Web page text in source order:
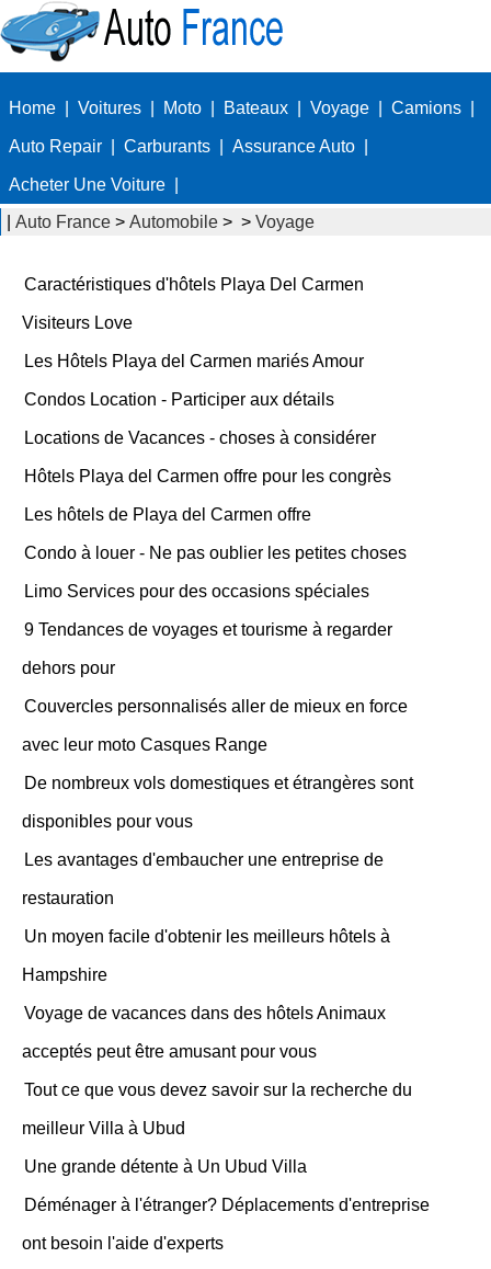
Home Voitures Moto Bateaux Voyage Camions
Auto Repair Carburants Assurance Auto
Acheter Une Voiture
Auto France > Automobile > > Voyage
Caractéristiques d'hôtels Playa Del Carmen
Visiteurs Love
Les Hôtels Playa del Carmen mariés Amour
Condos Location - Participer aux détails
Locations de Vacances - choses à considérer
Hôtels Playa del Carmen offre pour les congrès
Les hôtels de Playa del Carmen offre
Condo à louer - Ne pas oublier les petites choses
Limo Services pour des occasions spéciales
9 Tendances de voyages et tourisme à regarder
dehors pour
Couvercles personnalisés aller de mieux en force
avec leur moto Casques Range
De nombreux vols domestiques et étrangères sont
disponibles pour vous
Les avantages d'embaucher une entreprise de
restauration
Un moyen facile d'obtenir les meilleurs hôtels à
Hampshire
Voyage de vacances dans des hôtels Animaux
acceptés peut être amusant pour vous
Tout ce que vous devez savoir sur la recherche du
meilleur Villa à Ubud
Une grande détente à Un Ubud Villa
Déménager à l'étranger? Déplacements d'entreprise
ont besoin l'aide d'experts